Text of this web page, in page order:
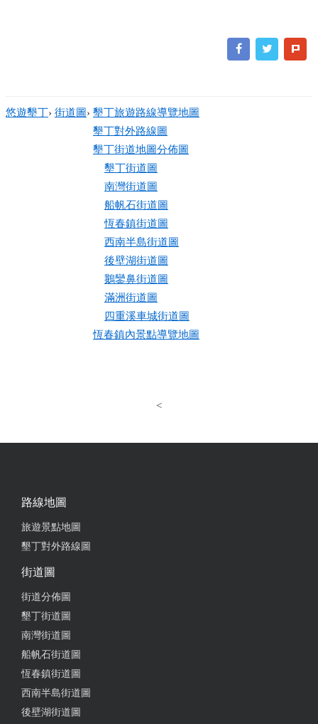
悠遊墾丁› 街道圖› 墾丁旅遊路線導覽地圖
墾丁對外路線圖
墾丁街道地圖分佈圖
墾丁街道圖
南灣街道圖
船帆石街道圖
恆春鎮街道圖
西南半島街道圖
後壁湖街道圖
鵝鑾鼻街道圖
滿洲街道圖
四重溪車城街道圖
恆春鎮內景點導覽地圖
<
路線地圖
旅遊景點地圖
墾丁對外路線圖
街道圖
街道分佈圖
墾丁街道圖
南灣街道圖
船帆石街道圖
恆春鎮街道圖
西南半島街道圖
後壁湖街道圖